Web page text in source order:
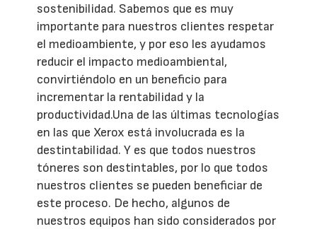
sostenibilidad. Sabemos que es muy
importante para nuestros clientes respetar
el medioambiente, y por eso les ayudamos
reducir el impacto medioambiental,
convirtiéndolo en un beneficio para
incrementar la rentabilidad y la
productividad.Una de las últimas tecnologías
en las que Xerox está involucrada es la
destintabilidad. Y es que todos nuestros
tóneres son destintables, por lo que todos
nuestros clientes se pueden beneficiar de
este proceso. De hecho, algunos de
nuestros equipos han sido considerados por